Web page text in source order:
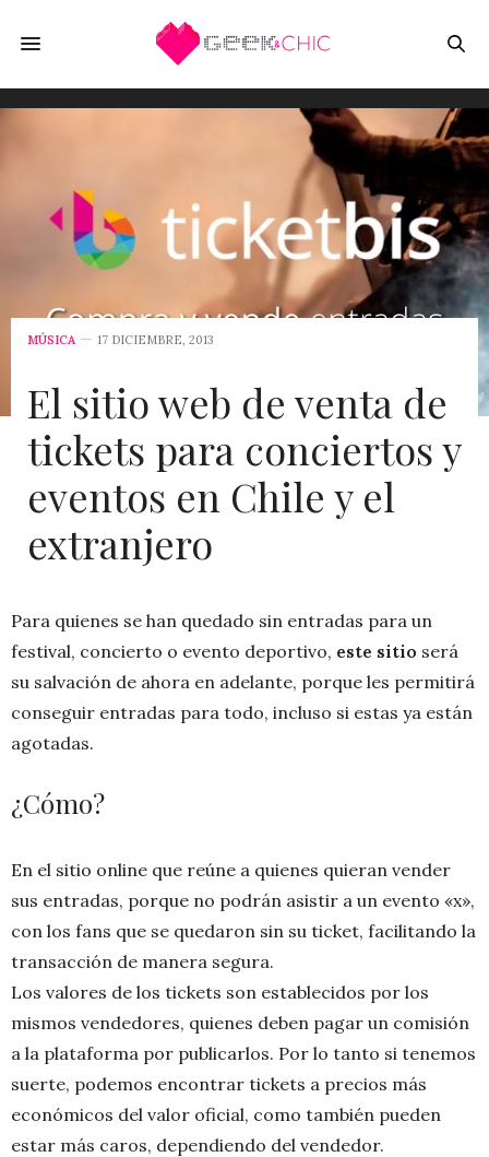
MÚSICA 17 DICIEMBRE, 2013
El sitio web de venta de
tickets para conciertos y
eventos en Chile y el
extranjero
Para quienes se han quedado sin entradas para un
festival, concierto o evento deportivo, este sitio será
su salvación de ahora en adelante, porque les permitirá
conseguir entradas para todo, incluso si estas ya están
agotadas.
¿Cómo?
En el sitio online que reúne a quienes quieran vender
sus entradas, porque no podrán asistir a un evento «x»,
con los fans que se quedaron sin su ticket, facilitando la
transacción de manera segura.
Los valores de los tickets son establecidos por los
mismos vendedores, quienes deben pagar un comisión
a la plataforma por publicarlos. Por lo tanto si tenemos
suerte, podemos encontrar tickets a precios más
económicos del valor oficial, como también pueden
estar más caros, dependiendo del vendedor.